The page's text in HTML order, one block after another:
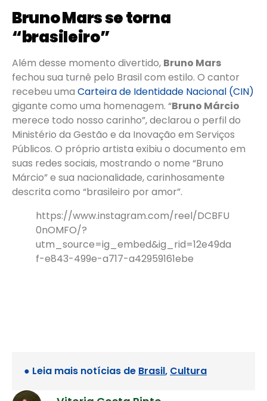
Bruno Mars se torna
“brasileiro”
Além desse momento divertido, Bruno Mars
fechou sua turnê pelo Brasil com estilo. O cantor
recebeu uma Carteira de Identidade Nacional (CIN)
gigante como uma homenagem. “Bruno Márcio
merece todo nosso carinho”, declarou o perfil do
Ministério da Gestão e da Inovação em Serviços
Públicos. O próprio artista exibiu o documento em
suas redes sociais, mostrando o nome “Bruno
Márcio” e sua nacionalidade, carinhosamente
descrita como “brasileiro por amor”.
https://www.instagram.com/reel/DCBFU
0nOMFO/?
utm_source=ig_embed&ig_rid=12e49da
f-e843-499e-a717-a42959161ebe
● Leia mais notícias de Brasil, Cultura